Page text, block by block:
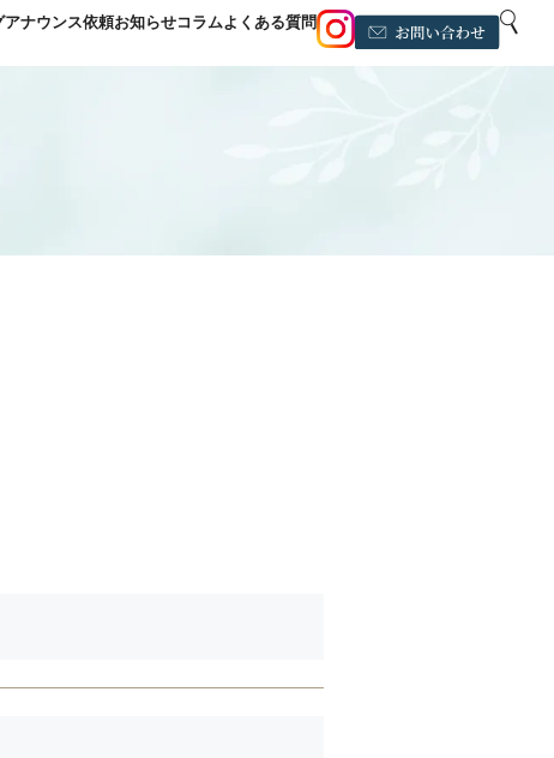
アナウンス依頼お知らせコラムよくある質問